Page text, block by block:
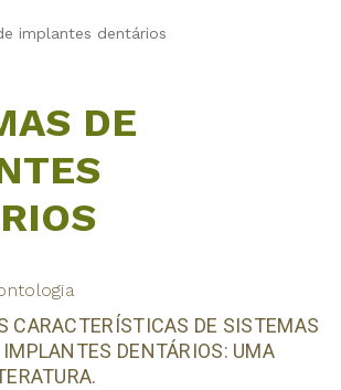
implantes dentários
DE
CARACTERÍSTICAS DE SISTEMAS
IMPLANTES DENTÁRIOS: UMA